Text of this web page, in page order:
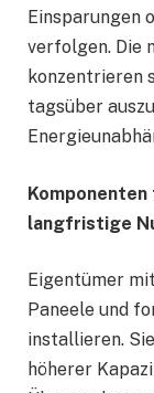
Einsparungen
verfolgen. Die
konzentrieren
tagsüber
langfristige
Eigentümer
Paneele und
installieren.
höherer